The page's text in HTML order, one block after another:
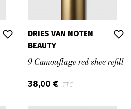
DRIES VAN NOTEN
BEAUTY
9 Camouflage red shee refill
38,00 € TTC